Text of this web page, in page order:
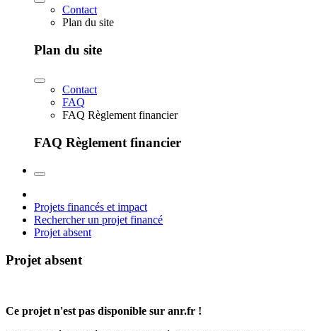
Contact
Plan du site
Plan du site
Contact
FAQ
FAQ Règlement financier
FAQ Règlement financier
Projets financés et impact
Rechercher un projet financé
Projet absent
Projet absent
Ce projet n'est pas disponible sur anr.fr !